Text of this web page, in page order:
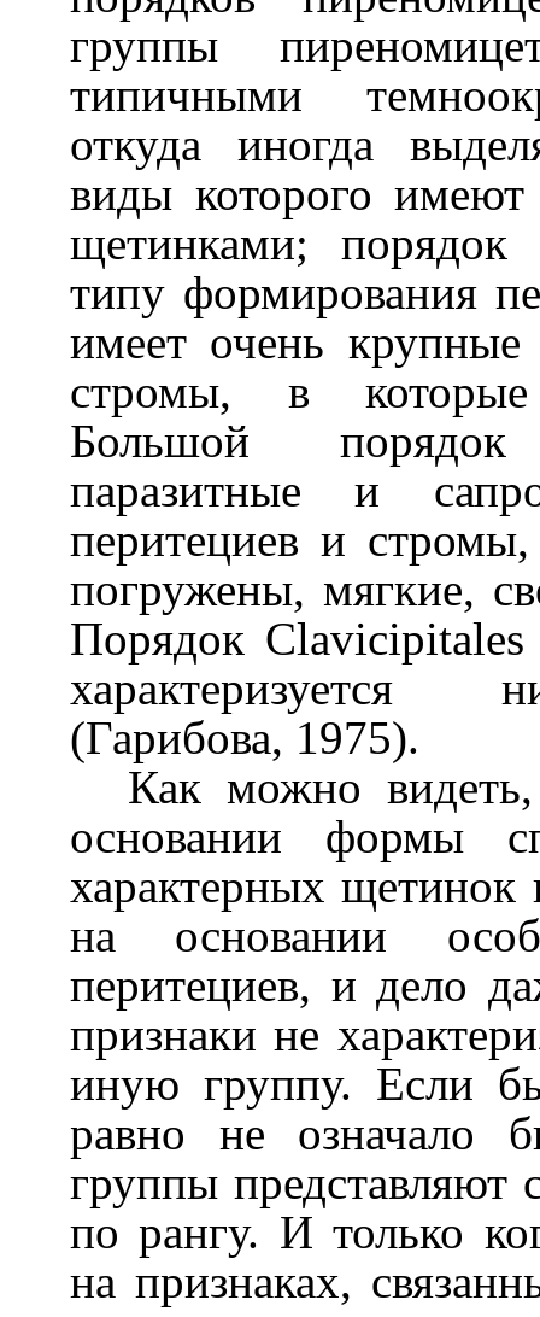
группы
типичными
откуда иногда
виды которого
щетинками; порядок
типу формирования
имеет очень крупные
стромы, в которые
Большой
паразитные и
перитециев и
погружены, мягкие,
Порядок Clavicipitales
характеризуется
(Гарибова, 1975).
Как можно
основании формы
характерных щетинок
на основании
перитециев, и дело
признаки не
иную группу. Если
равно не означало
группы представляют
по рангу. И только
на признаках,